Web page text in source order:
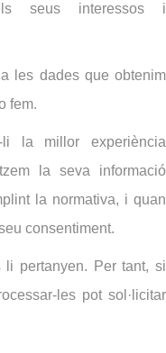
seus interessos i
les dades que obtenim
fem.
la millor experiència
la seva informació
la normativa, i quan
consentiment.
li pertanyen. Per tant, si
les pot sol·licitar